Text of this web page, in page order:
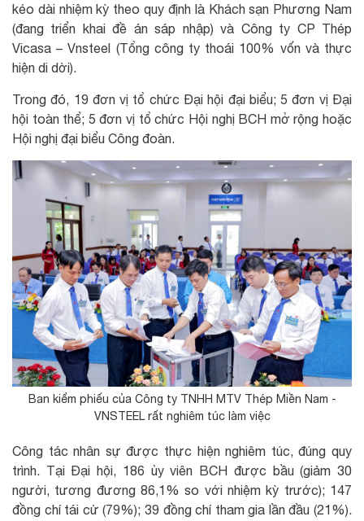
kéo dài nhiệm kỳ theo quy định là Khách sạn Phương Nam
(đang triển khai đề án sáp nhập) và Công ty CP Thép
Vicasa – Vnsteel (Tổng công ty thoái 100% vốn và thực
hiện di dời).
Trong đó, 19 đơn vị tổ chức Đại hội đại biểu; 5 đơn vị Đại
hội toàn thể; 5 đơn vị tổ chức Hội nghị BCH mở rộng hoặc
Hội nghị đại biểu Công đoàn.
Ban kiểm phiếu của Công ty TNHH MTV Thép Miền Nam -
VNSTEEL rất nghiêm túc làm việc
Công tác nhân sự được thực hiện nghiêm túc, đúng quy
trình. Tại Đại hội, 186 ủy viên BCH được bầu (giảm 30
người, tương đương 86,1% so với nhiệm kỳ trước); 147
đồng chí tái cử (79%); 39 đồng chí tham gia lần đầu (21%).